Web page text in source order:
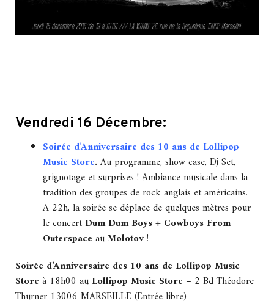
Vendredi 16 Décembre:
Soirée d’Anniversaire des 10 ans de Lollipop
Music Store. Au programme, show case, Dj Set,
grignotage et surprises ! Ambiance musicale dans la
tradition des groupes de rock anglais et américains.
A 22h, la soirée se déplace de quelques mètres pour
le concert Dum Dum Boys+ Cowboys From
Outerspace auMolotov!
Soirée d’Anniversaire des 10 ans de Lollipop Music
Store à 18h00 au Lollipop Music Store – 2 Bd Théodore
Thurner 13006 MARSEILLE (Entrée libre)